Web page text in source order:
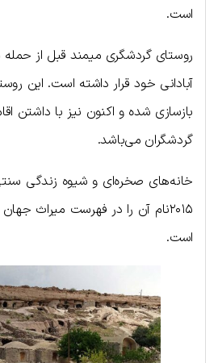
است.
روستای گردشگری میمند قبل از حمله
آبادانی خود قرار داشته است. این
بازسازی شده و اکنون نیز با داشتن
گردشگران می‌باشد.
خانه‌های صخره‌ای و شیوه زندگی
۲۰۱۵نام آن را در فهرست میراث
است.